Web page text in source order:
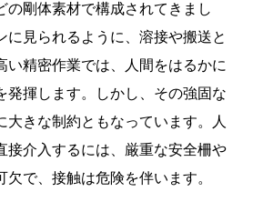
の剛体素材で構成されてきまし
に見られるように、溶接や搬送と
い精密作業では、人間をはるかに
発揮します。しかし、その強固な
大きな制約ともなっています。人
接介入するには、厳重な安全柵や
で、接触は危険を伴います。